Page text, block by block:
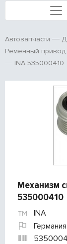
Автозапчасти
Ременный привод
INA 535000410
Механизм
535000410
INA
Германия